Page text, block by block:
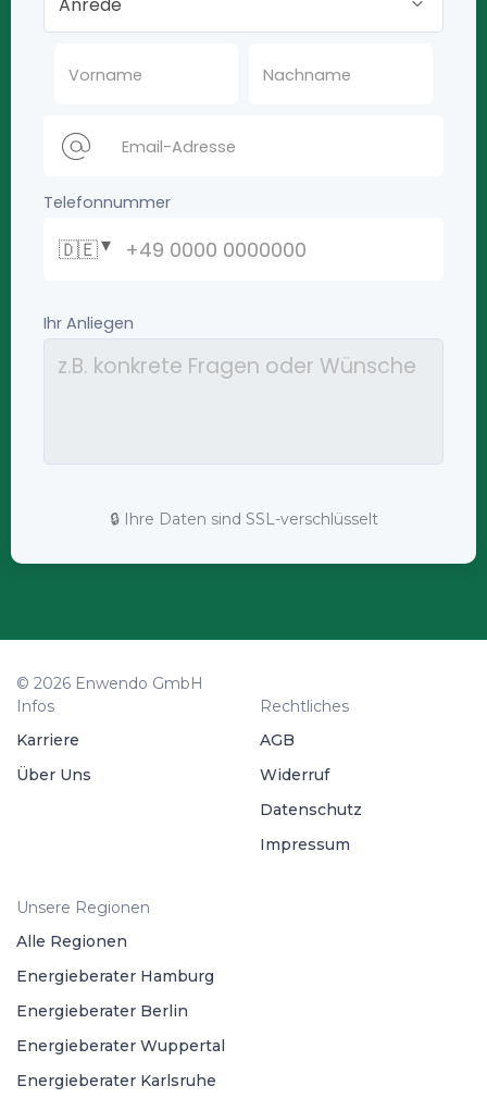
🔒 Ihre Daten sind SSL-verschlüsselt
© 2026 Enwendo GmbH
Infos
Karriere
Über Uns
Rechtliches
AGB
Widerruf
Datenschutz
Impressum
Unsere Regionen
Alle Regionen
Energieberater Hamburg
Energieberater Berlin
Energieberater Wuppertal
Energieberater Karlsruhe